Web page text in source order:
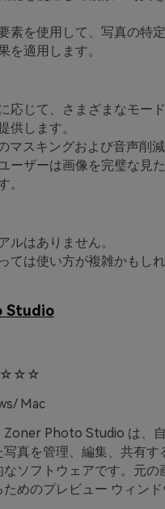
素を使用して、写真の特
を適用します。
応じて、さまざまなモー
供します。
マスキングおよび音声削
ーザーは画像を完璧な見
。
ルはありません。
ては使い方が複雑かもしれ
Studio
Mac
Zoner Photo Studio は、
真を管理、編集、共有す
ソフトウェアです。元の
めのプレビュー ウィン